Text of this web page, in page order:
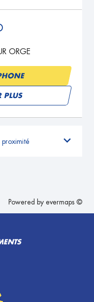
ORGE
PLUS
proximité
Powered by evermaps ©